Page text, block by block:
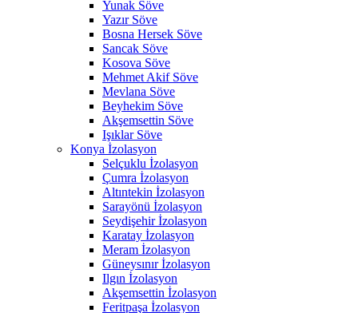
Yunak Söve
Yazır Söve
Bosna Hersek Söve
Sancak Söve
Kosova Söve
Mehmet Akif Söve
Mevlana Söve
Beyhekim Söve
Akşemsettin Söve
Işıklar Söve
Konya İzolasyon
Selçuklu İzolasyon
Çumra İzolasyon
Altıntekin İzolasyon
Sarayönü İzolasyon
Seydişehir İzolasyon
Karatay İzolasyon
Meram İzolasyon
Güneysınır İzolasyon
Ilgın İzolasyon
Akşemsettin İzolasyon
Feritpaşa İzolasyon